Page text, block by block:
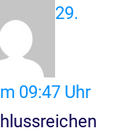
29.
09:47 Uhr